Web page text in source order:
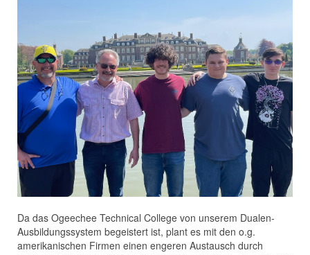
Da das Ogeechee Technical College von unserem Dualen-
Ausbildungssystem begeistert ist, plant es mit den o.g.
amerikanischen Firmen einen engeren Austausch durch